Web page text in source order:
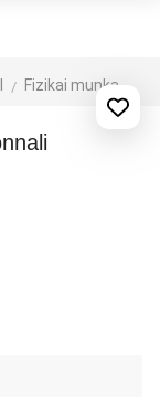
Fizikai munka, segédmunka